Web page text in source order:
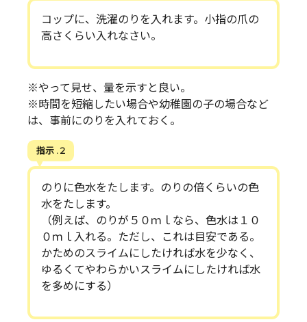
コップに、洗濯のりを入れます。小指の爪の
高さくらい入れなさい。
※やって見せ、量を示すと良い。
※時間を短縮したい場合や幼稚園の子の場合など
は、事前にのりを入れておく。
指示 . 2
のりに色水をたします。のりの倍くらいの色
水をたします。
（例えば、のりが５０ｍｌなら、色水は１０
０ｍｌ入れる。ただし、これは目安である。
かためのスライムにしたければ水を少なく、
ゆるくてやわらかいスライムにしたければ水
を多めにする）